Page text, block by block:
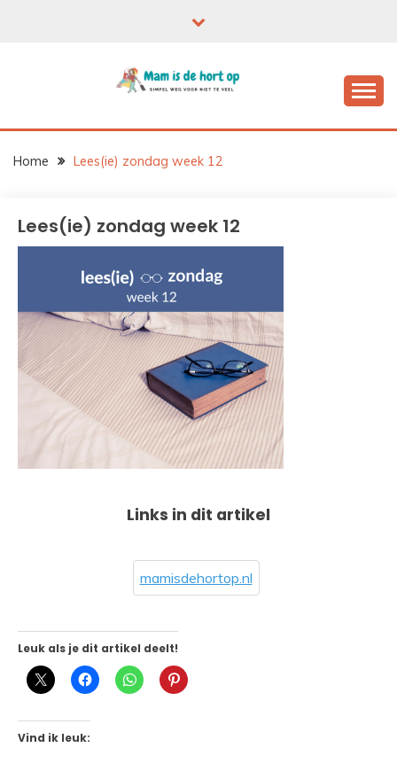
Home Lees(ie) zondag week 12
Lees(ie) zondag week 12
Links in dit artikel
mamisdehortop.nl
Leuk als je dit artikel deelt!
Vind ik leuk: